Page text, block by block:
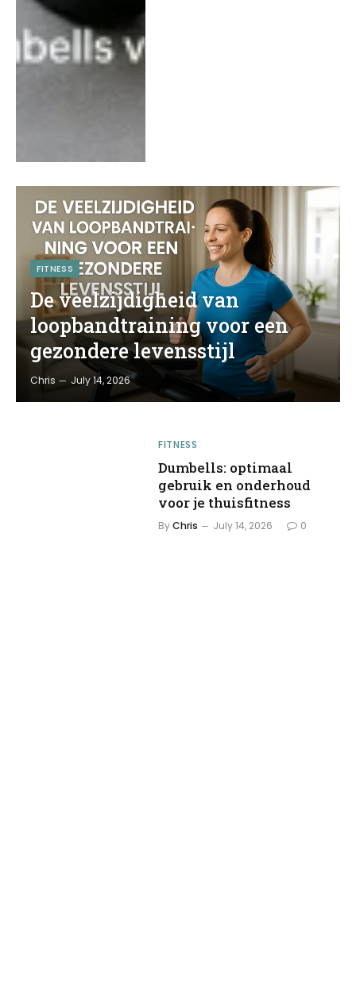
FITNESS
De veelzijdigheid van
loopbandtraining voor een
gezondere levensstijl
Chris July 14, 2026
FITNESS
Dumbells: optimaal
gebruik en onderhoud
voor je thuisfitness
ByChris July 14, 2026 0